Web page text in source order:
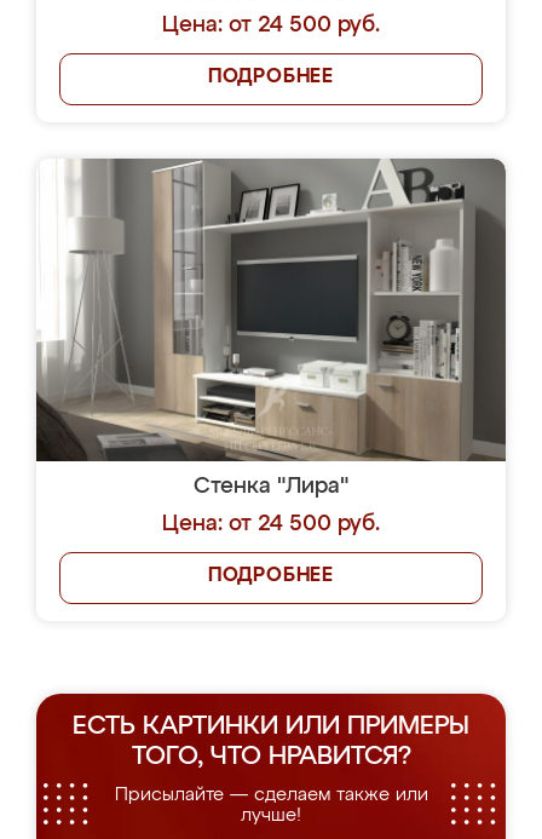
Цена: от 24 500 руб.
ПОДРОБНЕЕ
Стенка "Лира"
Цена: от 24 500 руб.
ПОДРОБНЕЕ
ЕСТЬ КАРТИНКИ ИЛИ ПРИМЕРЫ
ТОГО, ЧТО НРАВИТСЯ?
Присылайте — сделаем также или
лучше!